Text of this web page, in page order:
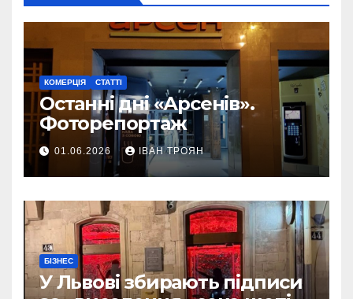
КОМЕРЦІЯ СТАТТІ
Останні дні «Арсенів».
Фоторепортаж
01.06.2026 ІВАН ТРОЯН
БІЗНЕС
У Львові збирають підписи